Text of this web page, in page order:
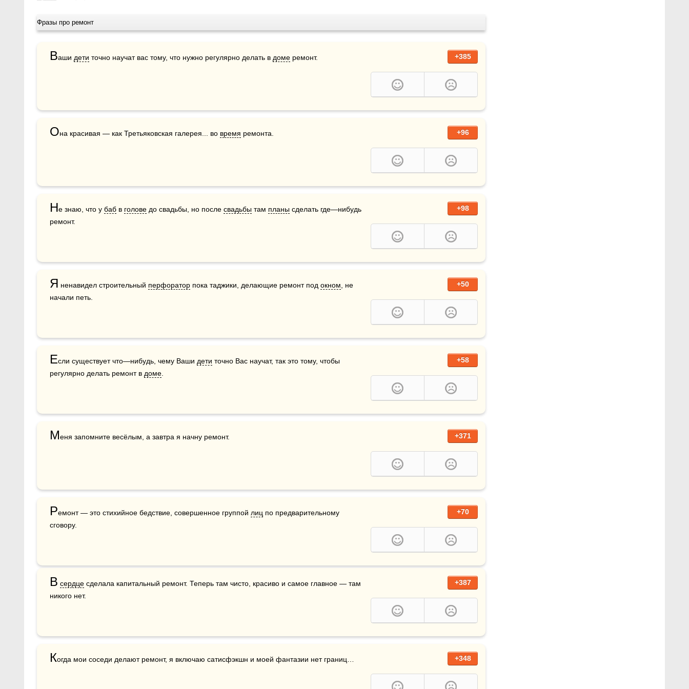
Фразы про ремонт
+385
Ваши дети точно научат вас тому, что нужно регулярно делать в доме ремонт.
+96
Она красивая — как Третьяковская галерея... во время ремонта.
+98
Не знаю, что у баб в голове до свадьбы, но после свадьбы там планы сделать где—нибудь
ремонт.
+50
Я ненавидел строительный перфоратор пока таджики, делающие ремонт под окном , не
начали петь.
+58
Если существует что—нибудь, чему Ваши дети точно Вас научат, так это тому, чтобы
регулярно делать ремонт в доме
+371
Меня запомните весёлым, а завтра я начну ремонт.
+70
Ремонт — это стихийное бедствие, совершенное группой лиц по предварительному
сговору.
+387
В сердце сделала капитальный ремонт. Теперь там чисто, красиво и самое главное — там
никого нет.
+348
Когда мои соседи делают ремонт, я включаю сатисфэкшн и моей фантазии нет границ…